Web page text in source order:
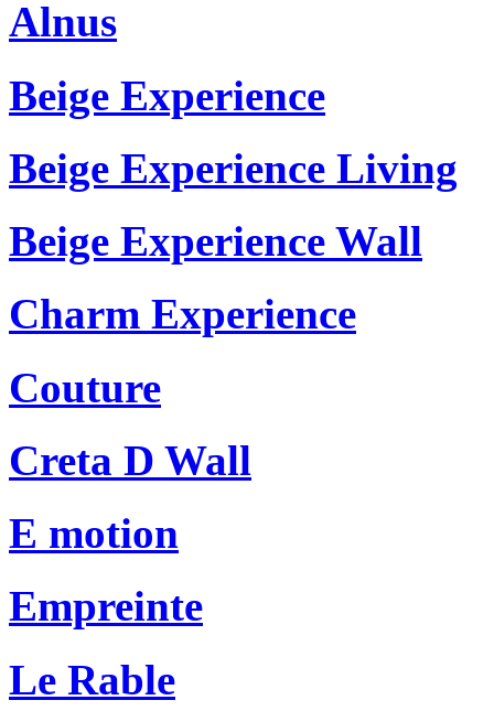
Alnus
Beige Experience
Beige Experience Living
Beige Experience Wall
Charm Experience
Couture
Creta D Wall
E motion
Empreinte
Le Rable